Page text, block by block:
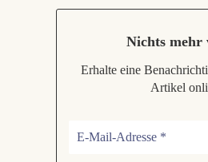
Nichts mehr
Erhalte eine
Artikel